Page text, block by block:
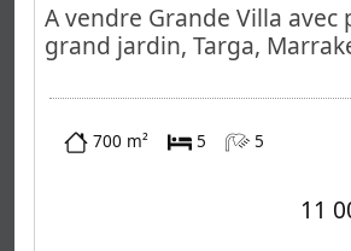
A vendre Grande Villa avec
grand jardin, Targa,
700 m² 5 5
11